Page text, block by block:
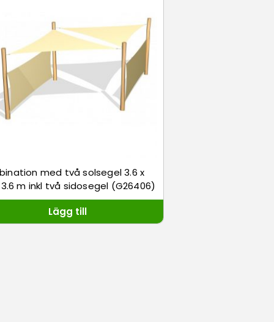
med två solsegel 3.6 x
3.6 m inkl två sidosegel (G26406)
Lägg till